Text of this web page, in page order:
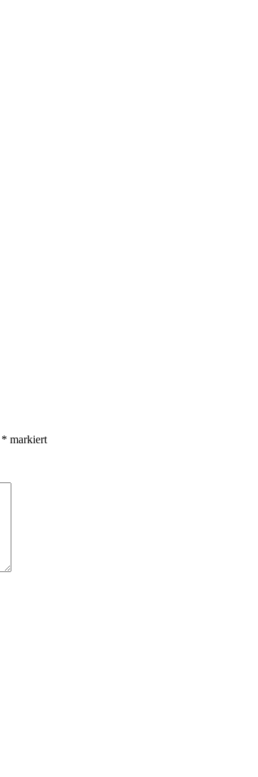
* markiert